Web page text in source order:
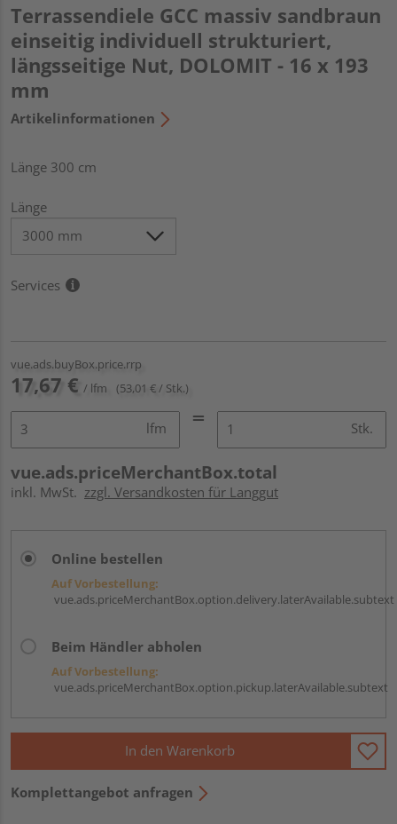
Terrassendiele GCC massiv sandbraun
einseitig individuell strukturiert,
längsseitige Nut, DOLOMIT - 16 x 193
mm
Artikelinformationen
Länge 300 cm
Länge
Services
vue.ads.buyBox.price.rrp
17,67 € / lfm (53,01 € / Stk.)
lfm Stk.
vue.ads.priceMerchantBox.total
inkl. MwSt. zzgl. Versandkosten für Langgut
Online bestellen
Auf Vorbestellung:
vue.ads.priceMerchantBox.option.delivery.laterAvailable.subtext
Beim Händler abholen
Auf Vorbestellung:
vue.ads.priceMerchantBox.option.pickup.laterAvailable.subtext
In den Warenkorb
Komplettangebot anfragen